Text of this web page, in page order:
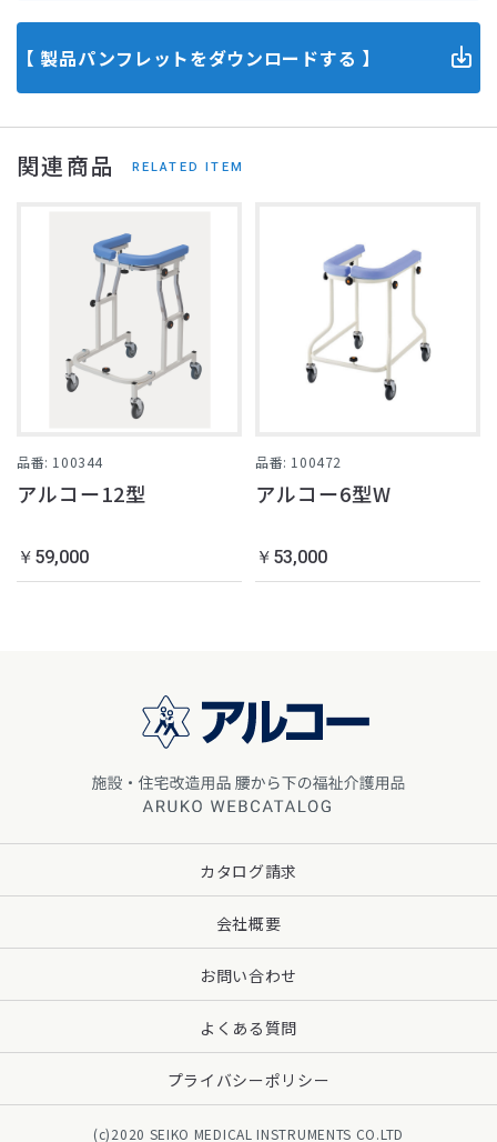
【 製品パンフレットをダウンロードする 】
RELATED ITEM
関連商品
品番: 100344
アルコー12型
￥59,000
品番: 100472
アルコー6型W
￥53,000
カタログ請求
会社概要
お問い合わせ
よくある質問
プライバシーポリシー
(c)2020 SEIKO MEDICAL INSTRUMENTS CO.LTD